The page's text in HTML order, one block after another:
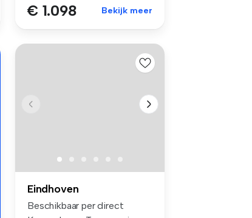
€ 1.098 Bekijk meer
Eindhoven
Beschikbaar per direct